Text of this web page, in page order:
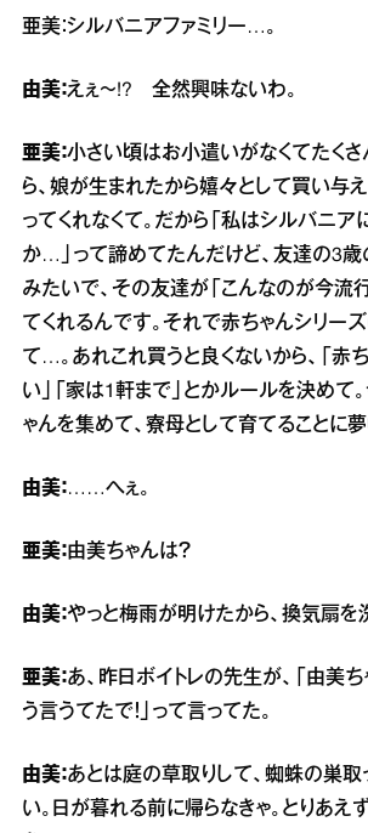
亜美：シルバニアファミリー…。
由美：えぇ～!? 全然興味ないわ。
亜美：小さい頃はお小遣いがなくてたく
ら、娘が生まれたから嬉々として買い与
ってくれなくて。だから「私はシルバニ
か…」って諦めてたんだけど、友達の3歳
みたいで、その友達が「こんなのが今流行
てくれるんです。それで赤ちゃんシリー
て…。あれこれ買うと良くないから、「赤
い」「家は1軒まで」とかルールを決めて
ゃんを集めて、寮母として育てることに夢
由美：……へぇ。
亜美： 由美ちゃんは？
由美：やっと梅雨が明けたから、換気扇を
亜美：あ、昨日ボイトレの先生が、「由美
う言うてたで！」って言ってた。
由美：あとは庭の草取りして、蜘蛛の巣取
い。日が暮れる前に帰らなきゃ。とりあえ